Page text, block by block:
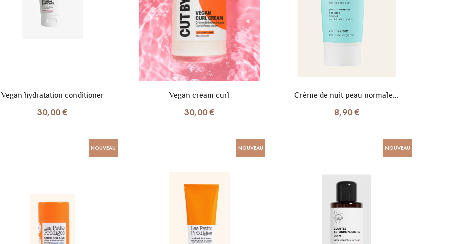
Vegan hydratation conditioner
30,00 €
Vegan cream curl
30,00 €
Crème de nuit peau normale...
8,90 €
NOUVEAU NOUVEAU NOUVEAU